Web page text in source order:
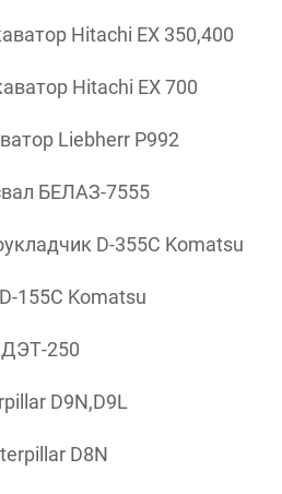
Hitachi ЕХ 350,400
Hitachi ЕХ 700
Liebherr P992
БЕЛАЗ-7555
D-355C Komatsu
155С Komatsu
250
D9N,D9L
D8N